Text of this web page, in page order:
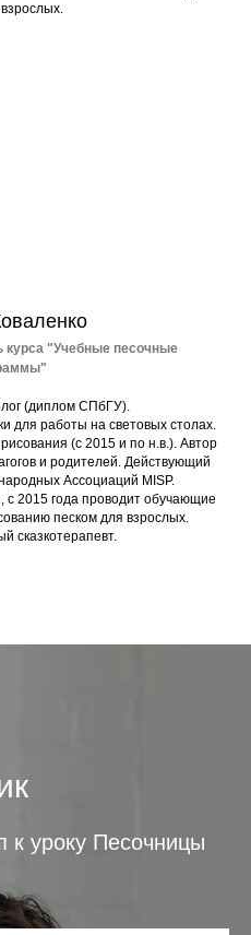
курса "Учебные песочные
(диплом СПбГУ).
для работы на световых столах.
(с 2015 и по н.в.). Автор
и родителей. Действующий
Ассоциаций MISP.
с 2015 года проводит обучающие
песком для взрослых.
сказкотерапевт.
к уроку Песочницы